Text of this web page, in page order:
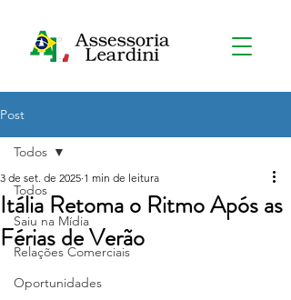
Post
Todos
Saiu na Mídia
Relações Comerciais
Oportunidades
Todos
Itália Retoma o Ritmo Após as
Férias de Verão
3 de set. de 2025 1 min de leitura